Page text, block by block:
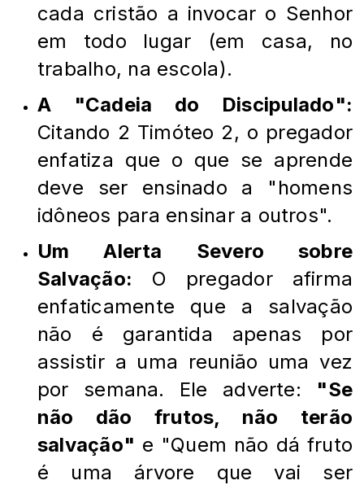
cada cristão a invocar o Senhor
em todo lugar (em casa, no
trabalho, na escola).
A "Cadeia do Discipulado":
Citando 2 Timóteo 2, o pregador
enfatiza que o que se aprende
deve ser ensinado a "homens
idôneos para ensinar a outros".
Um Alerta Severo sobre
Salvação: O pregador afirma
enfaticamente que a salvação
não é garantida apenas por
assistir a uma reunião uma vez
por semana. Ele adverte: "Se
não dão frutos, não terão
salvação" e "Quem não dá fruto
é uma árvore que vai ser